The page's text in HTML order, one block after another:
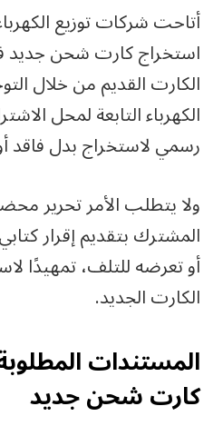
أتاحت شركات توزيع
استخراج كارت شحن جديد
الكارت القديم من خلال
الكهرباء التابعة لمحل
رسمي لاستخراج بدل فاقد
ولا يتطلب الأمر تحرير
المشترك بتقديم إقرار
أو تعرضه للتلف، تمهيدًا
الكارت الجديد.
المستندات
كارت شحن جديد